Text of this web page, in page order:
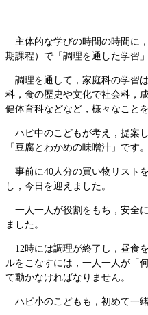
主体的な学びの時間の時間に
期課程）で「調理を通した学習
調理を通して，家庭科の学習
科，食の歴史や文化で社会科，
健体育科などなど，様々なこと
ハピ中のこどもが考え，提案
「豆腐とわかめの味噌汁」です。
事前に40人分の買い物リスト
し，今日を迎えました。
一人一人が役割をもち，安全
ました。
12時には調理が終了し，昼食
ルをこなすには，一人一人が「
て動かなければなりません。
ハピ小のこどもも，初めて一